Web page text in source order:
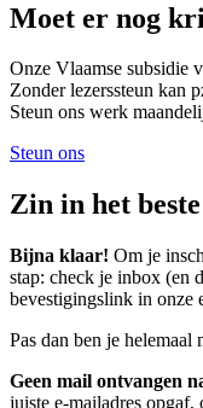
Moet er nog
Onze Vlaamse subsidie
Zonder lezerssteun kan
Steun ons werk
Steun ons
Zin in het
Bijna klaar! Om je
stap: check je inbox (en
bevestigingslink in onze
Pas dan ben je helemaal
Geen mail ontvangen
juiste e-mailadres